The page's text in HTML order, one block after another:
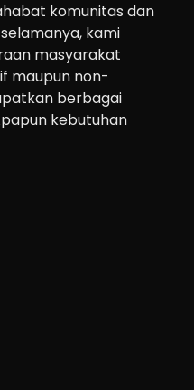
komunitas dan
kami
masyarakat
maupun non-
berbagai
kebutuhan